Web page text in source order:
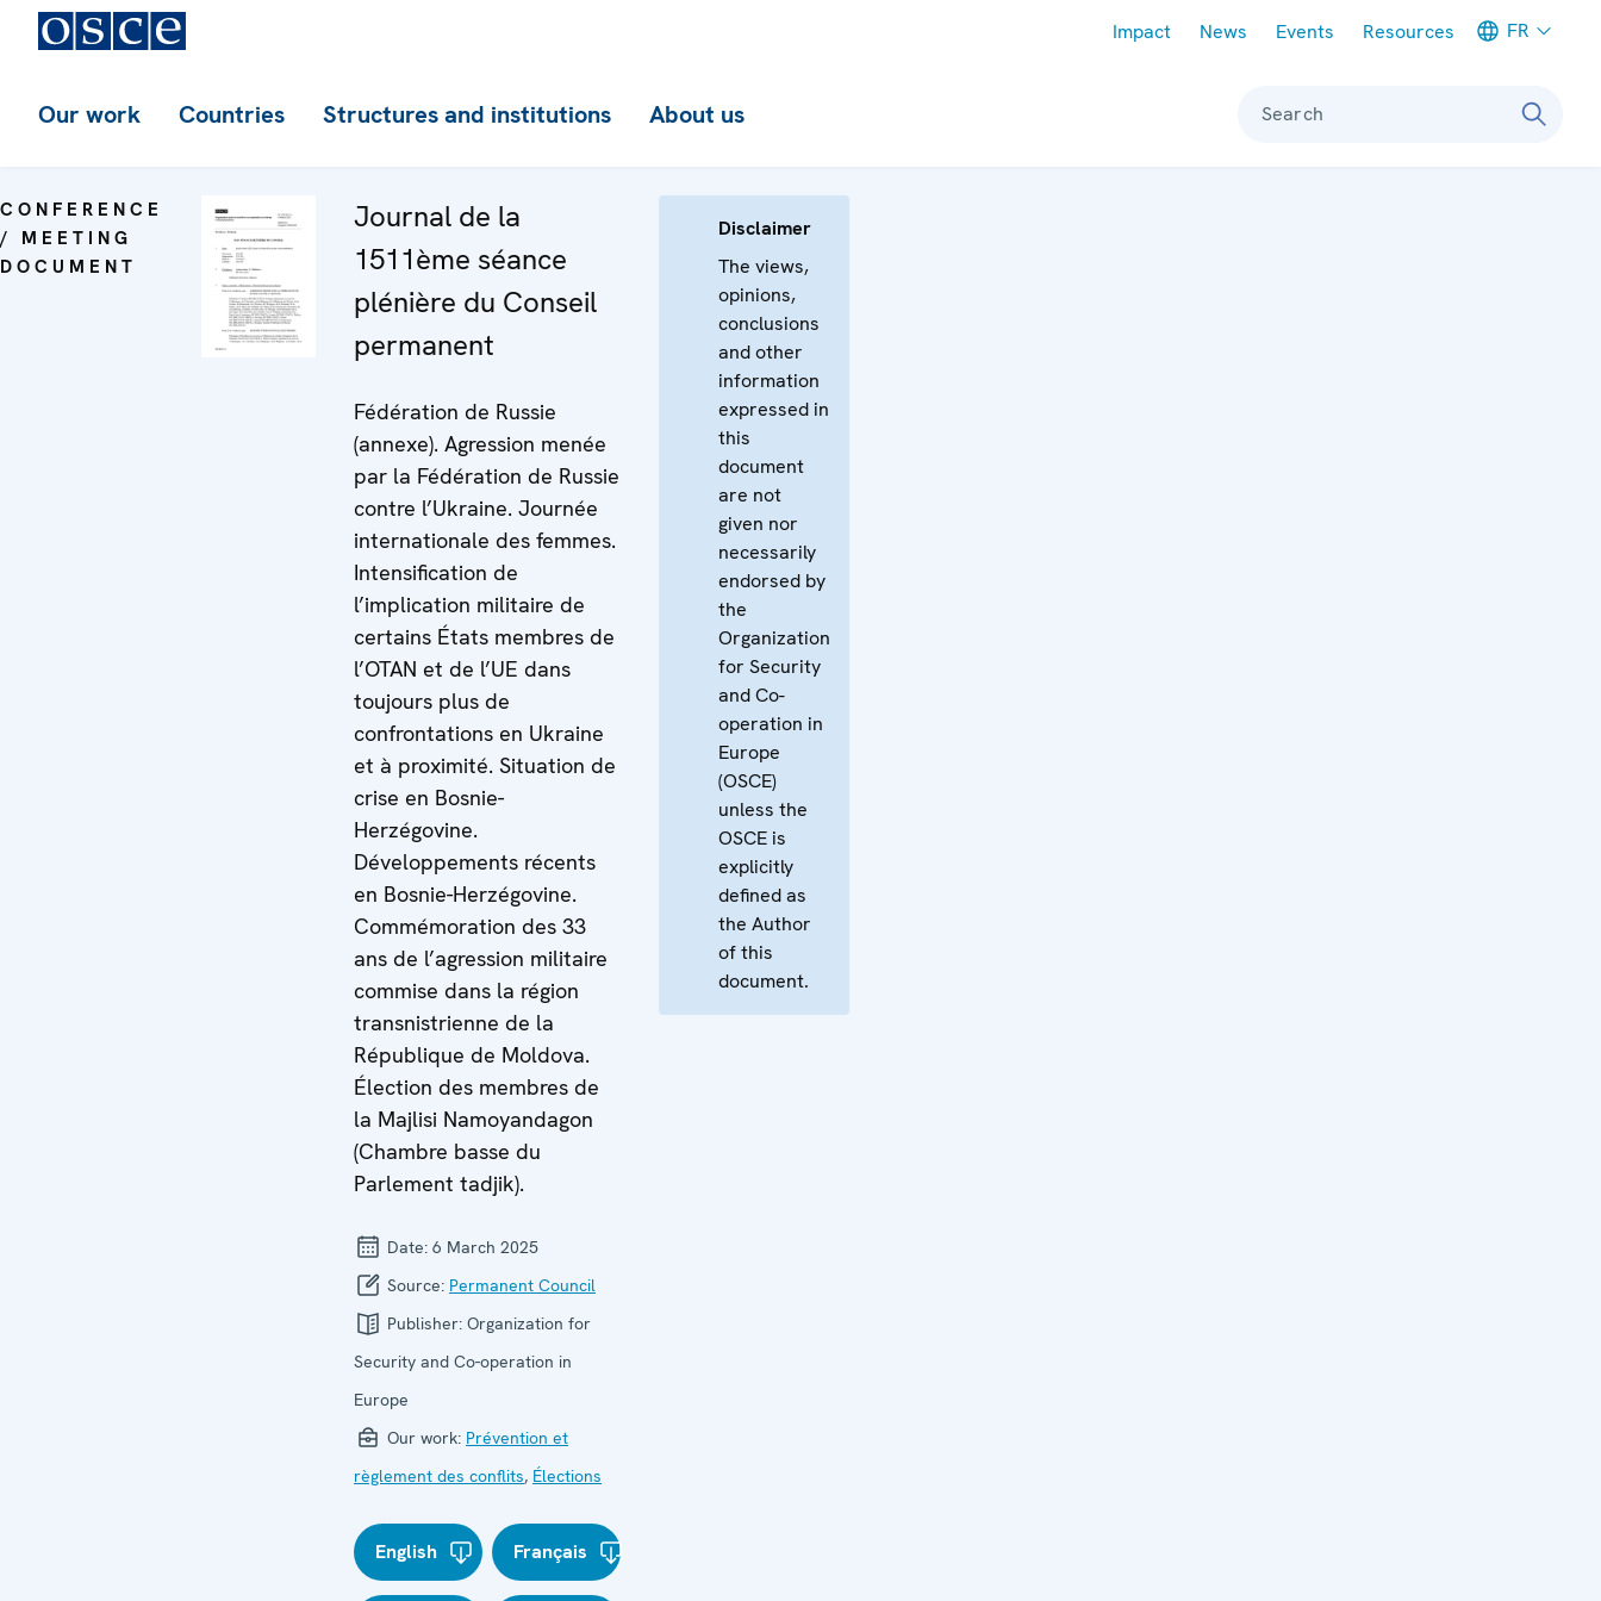
Impact News Events Resources FR
Our work Countries Structures and institutions About us Search
CONFERENCE
/ MEETING
DOCUMENT
Journal de la
1511ème séance
plénière du Conseil
permanent
Fédération de Russie
(annexe). Agression menée
par la Fédération de Russie
contre l’Ukraine. Journée
internationale des femmes.
Intensification de
l’implication militaire de
certains États membres de
l’OTAN et de l’UE dans
toujours plus de
confrontations en Ukraine
et à proximité. Situation de
crise en Bosnie-
Herzégovine.
Développements récents
en Bosnie-Herzégovine.
Commémoration des 33
ans de l’agression militaire
commise dans la région
transnistrienne de la
République de Moldova.
Élection des membres de
la Majlisi Namoyandagon
(Chambre basse du
Parlement tadjik).
Date: 6 March 2025
Source: Permanent Council
Publisher: Organization for
Security and Co-operation in
Europe
Our work: Prévention et
règlement des conflits, Élections
English Français
Disclaimer
The views,
opinions,
conclusions
and other
information
expressed in
this
document
are not
given nor
necessarily
endorsed by
the
Organization
for Security
and Co-
operation in
Europe
(OSCE)
unless the
OSCE is
explicitly
defined as
the Author
of this
document.